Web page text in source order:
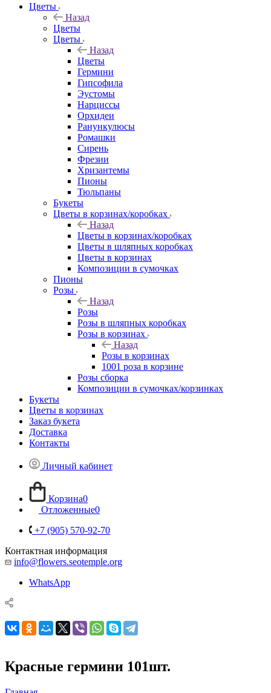
Цветы
Назад
Цветы
Цветы
Назад
Цветы
Гермини
Гипсофила
Эустомы
Нарциссы
Орхидеи
Ранункулюсы
Ромашки
Сирень
Фрезии
Хризантемы
Пионы
Тюльпаны
Букеты
Цветы в корзинах/коробках
Назад
Цветы в корзинах/коробках
Цветы в шляпных коробках
Цветы в корзинах
Композиции в сумочках
Пионы
Розы
Назад
Розы
Розы в шляпных коробках
Розы в корзинах
Назад
Розы в корзинах
1001 роза в корзине
Розы сборка
Композиции в сумочках/корзинках
Букеты
Цветы в корзинах
Заказ букета
Доставка
Контакты
Личный кабинет
Корзина0
Отложенные0
+7 (905) 570-92-70
Контактная информация
info@flowers.seotemple.org
WhatsApp
Красные гермини 101шт.